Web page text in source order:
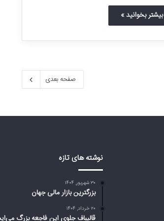
بیشتر بخوانید »
صفحه بعدی
نوشته های تازه
۳۰ شهریور, ۱۴۰۴
بزرگترین بازار مالی جهان
۲۰ خرداد, ۱۴۰۴
قالیباف جلوی این فاجعه بزرگ